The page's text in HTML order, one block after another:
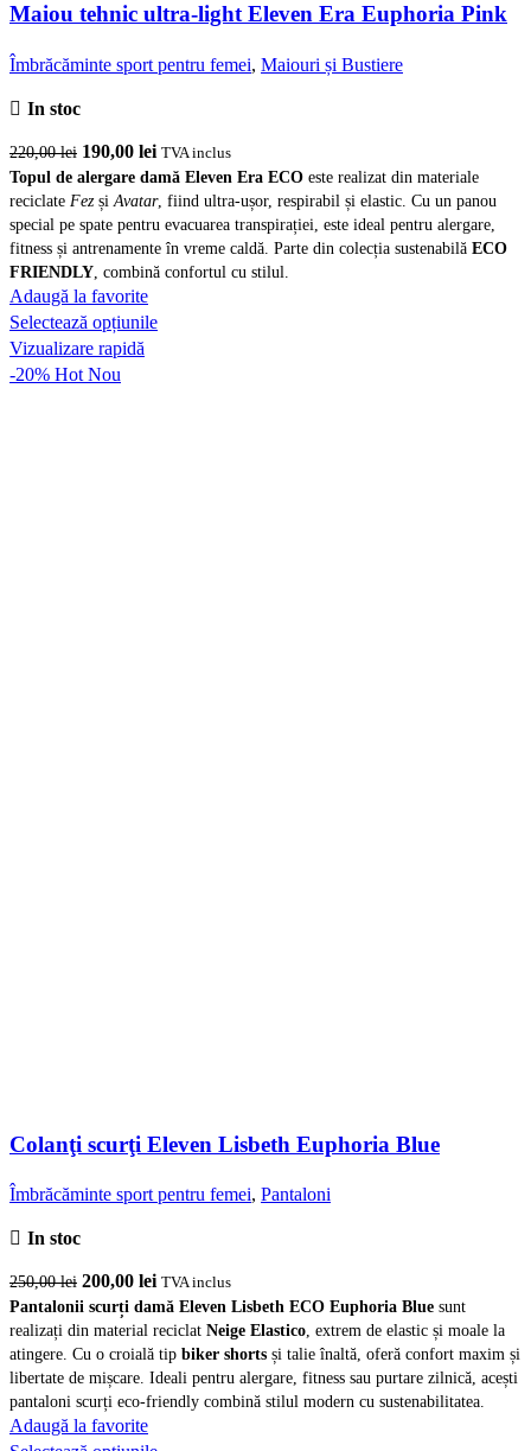
Maiou tehnic ultra-light Eleven Era Euphoria Pink
Îmbrăcăminte sport pentru femei, Maiouri și Bustiere
In stoc
220,00lei Prețul
inițial
a
fost:
220,00 lei.
190,00 leiPrețul
curent
este:
190,00 lei.
TVA inclus
Topul de alergare damă Eleven Era ECO este realizat din materiale
reciclate Fezși Avatar, fiind ultra-ușor, respirabil și elastic. Cu un panou
special pe spate pentru evacuarea transpirației, este ideal pentru alergare,
fitness și antrenamente în vreme caldă. Parte din colecția sustenabilă ECO
FRIENDLY , combină confortul cu stilul.
Adaugă la favorite
Selectează opțiunileAcest
Vizualizare rapidă
-20% Hot Nou
Colanţi scurţi Eleven Lisbeth Euphoria Blue
Îmbrăcăminte sport pentru femei, Pantaloni
In stoc
250,00lei Prețul
inițial
a
fost:
250,00 lei.
200,00 leiPrețul
curent
este:
200,00 lei.
TVA inclus
Pantalonii scurți damă Eleven Lisbeth ECO Euphoria Blue sunt
realizați din material reciclat Neige Elastico, extrem de elastic și moale la
atingere. Cu o croială tip biker shorts și talie înaltă, oferă confort maxim și
libertate de mișcare. Ideali pentru alergare, fitness sau purtare zilnică, acești
pantaloni scurți eco-friendly combină stilul modern cu sustenabilitatea.
Adaugă la favorite